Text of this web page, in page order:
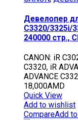
Девелопер
C3320/3325i/
240000 стр.,
CANON: iR
C3320, iR
ADVANCE
18,000AMD
Quick View
Add to wishlist
CompareAdd